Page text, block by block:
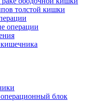
толстой кишки
операции
блок